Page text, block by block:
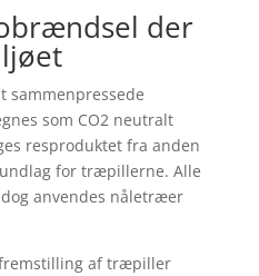
der
som CO2 neutralt
resproduktet fra anden
for træpillerne. Alle
anvendes nåletræer
af træpiller